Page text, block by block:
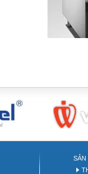
SẢN